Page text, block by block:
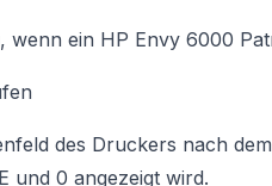
wenn ein HP Envy 6000
des Druckers nach
und 0 angezeigt wird.